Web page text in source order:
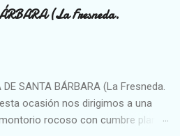
(solo hay que observar el
sido importante desde la
que van desde
y benévolas a inquietantes y
me produce por igual
(La Fresneda.
SANTA BÁRBARA (La Fresneda.
ocasión nos dirigimos a una
rocoso con cumbre plana)